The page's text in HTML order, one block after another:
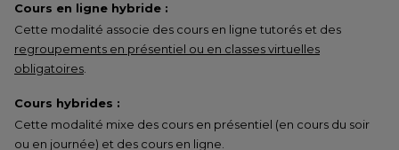
Cours en ligne hybride :
Cette modalité associe des cours en ligne tutorés et des
regroupements en présentiel ou en classes virtuelles
obligatoires
Cours hybrides :
Cette modalité mixe des cours en présentiel (en cours du soir
ou en journée) et des cours en ligne.